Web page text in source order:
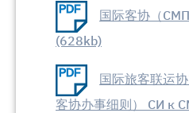
国际客协（
(628kb)
国际旅客联运
客协办事细则） СИ к